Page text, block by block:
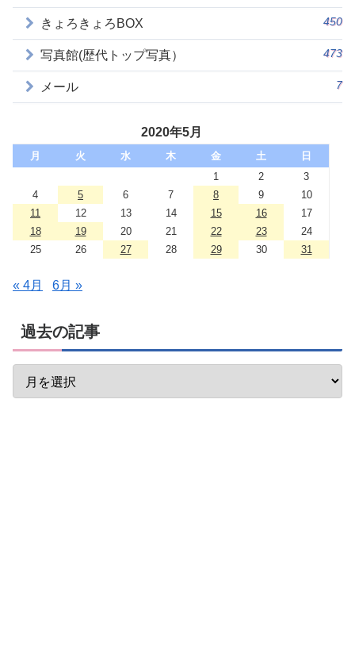
きょろきょろBOX 450
写真館(歴代トップ写真） 473
メール 7
2020年5月
月 火 水 木 金 土
日
1
2
3
4
5 6 7 8 9
10
11
12 13 14 15 16
17
18
19 20 21 22 23
24
25
26 27 28 29 30 31
« 4月 6月 »
過去の記事